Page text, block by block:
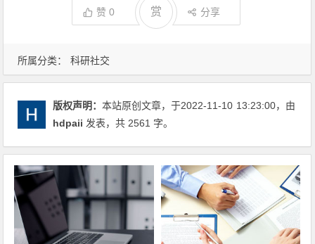
所属分类： 科研社交
赞0 赏 分享
版权声明：本站原创文章，于2022-11-10 13:23:00，由
hdpaii 发表，共 2561 字。